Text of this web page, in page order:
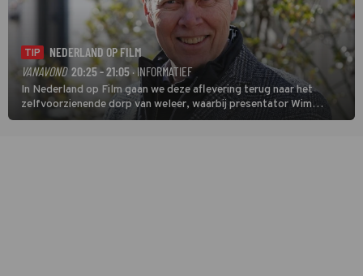
TIP
NEDERLAND OP FILM
VANAVOND 20:25 - 21:05· INFORMATIEF
In Nederland op Film gaan we deze aflevering terug naar het
zelfvoorzienende dorp van weleer, waarbij presentator Wim
Daniëls de kijkers meeneemt op reis door de tijd aan de hand van